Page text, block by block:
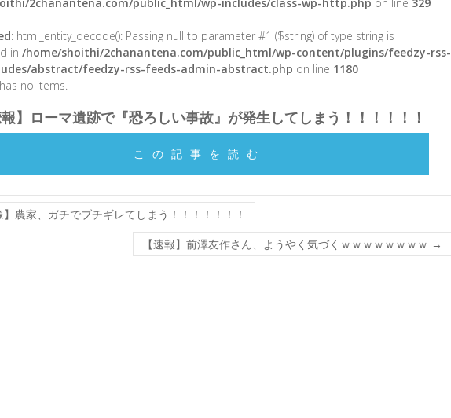
: html_entity_decode(): Passing null to parameter #1 ($string) of type string is
in /home/shoithi/2chanantena.com/public_html/wp-content/plugins/feedzy-rss-
abstract/feedzy-rss-feeds-admin-abstract.php on line 1180
no items.
報】ローマ遺跡で『恐ろしい事故』が発生してしまう！！！！！！
この記事を読む
】農家、ガチでブチギレてしまう！！！！！！！
【速報】前澤友作さん、ようやく気づくｗｗｗｗｗｗｗｗ →